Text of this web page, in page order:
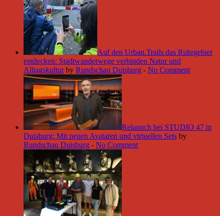
Auf den Urban.Trails das Ruhrgebiet
entdecken: Stadtwanderwege verbinden Natur und
Alltagskultur by Rundschau Duisburg - No Comment
Relaunch bei STUDIO 47 in
Duisburg: Mit neuen Avataren und virtuellen Sets by
Rundschau Duisburg - No Comment